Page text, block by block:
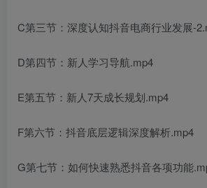
C第三节：深度认知抖音电商行业发展-
D第四节：新人学习导航.mp4
E第五节：新人7天成长规划.mp4
F第六节：抖音底层逻辑深度解析.mp4
G第七节：如何快速熟悉抖音各项功能